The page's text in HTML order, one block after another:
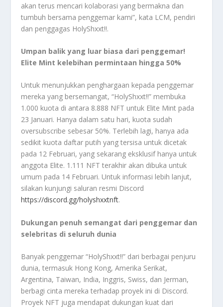
akan terus mencari kolaborasi yang bermakna dan
tumbuh bersama penggemar kami”, kata LCM, pendiri
dan penggagas HolyShxxt!!.
Umpan balik yang luar biasa dari penggemar!
Elite Mint kelebihan permintaan hingga 50%
Untuk menunjukkan penghargaan kepada penggemar
mereka yang bersemangat, “HolyShxxt!!” membuka
1.000 kuota di antara 8.888 NFT untuk Elite Mint pada
23 Januari. Hanya dalam satu hari, kuota sudah
oversubscribe sebesar 50%. Terlebih lagi, hanya ada
sedikit kuota daftar putih yang tersisa untuk dicetak
pada 12 Februari, yang sekarang eksklusif hanya untuk
anggota Elite. 1.111 NFT terakhir akan dibuka untuk
umum pada 14 Februari. Untuk informasi lebih lanjut,
silakan kunjungi saluran resmi Discord
https://discord.gg/holyshxxtnft.
Dukungan penuh semangat dari penggemar dan
selebritas di seluruh dunia
Banyak penggemar “HolyShxxt!!” dari berbagai penjuru
dunia, termasuk Hong Kong, Amerika Serikat,
Argentina, Taiwan, India, Inggris, Swiss, dan Jerman,
berbagi cinta mereka terhadap proyek ini di Discord.
Proyek NFT juga mendapat dukungan kuat dari